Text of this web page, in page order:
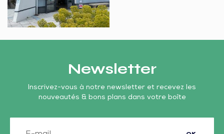
Lay
la
Vendée
Faute-
Mer
Newsletter
Inscrivez-vous à notre newsletter et recevez les
nouveautés & bons plans dans votre boîte